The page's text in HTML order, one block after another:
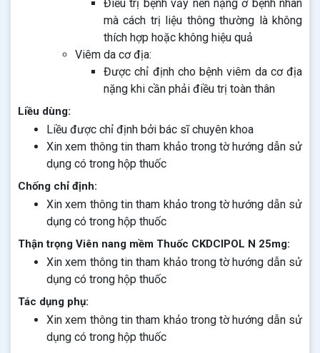
Điều trị bệnh vảy nến nặng ở bệnh nhân
mà cách trị liệu thông thường là không
thích hợp hoặc không hiệu quả
Viêm da cơ địa:
Được chỉ định cho bệnh viêm da cơ địa
nặng khi cần phải điều trị toàn thân
Liều dùng:
Liều được chỉ định bởi bác sĩ chuyên khoa
Xin xem thông tin tham khảo trong tờ hướng dẫn sử
dụng có trong hộp thuốc
Chống chỉ định:
Xin xem thông tin tham khảo trong tờ hướng dẫn sử
dụng có trong hộp thuốc
Thận trọng Viên nang mềm Thuốc CKDCIPOL N 25mg:
Xin xem thông tin tham khảo trong tờ hướng dẫn sử
dụng có trong hộp thuốc
Tác dụng phụ:
Xin xem thông tin tham khảo trong tờ hướng dẫn sử
dụng có trong hộp thuốc